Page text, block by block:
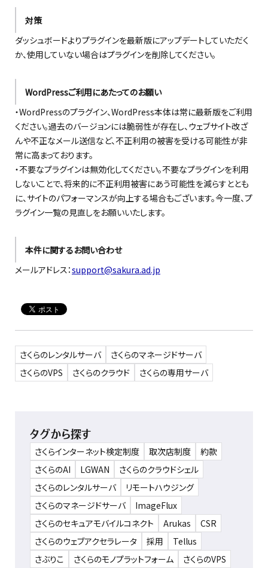
対策
ダッシュボードよりプラグインを最新版にアップデートしていただく
か、使用していない場合はプラグインを削除してください。
WordPressご利用にあたってのお願い
・WordPressのプラグイン、WordPress本体は常に最新版をご利用
ください。過去のバージョンには脆弱性が存在し、ウェブサイト改ざ
んや不正なメール送信など、不正利用の被害を受ける可能性が非
常に高まっております。
・不要なプラグインは無効化してください。不要なプラグインを利用
しないことで、将来的に不正利用被害にあう可能性を減らすととも
に、サイトのパフォーマンスが向上する場合もございます。今一度、プ
ラグイン一覧の見直しをお願いいたします。
本件に関するお問い合わせ
メールアドレス：support@sakura.ad.jp
さくらのレンタルサーバ
さくらのマネージドサーバ
さくらのVPS
さくらのクラウド さくらの専用サーバ
タグから探す
さくらインターネット検定制度 取次店制度
約款
さくらのAI
LGWAN
さくらのクラウドシェル
さくらのレンタルサーバ
リモートハウジング
さくらのマネージドサーバ
ImageFlux
さくらのセキュアモバイルコネクト
Arukas
CSR
さくらのウェブアクセラレータ
採用
Tellus
さぶりこ
さくらのモノプラットフォーム
さくらのVPS